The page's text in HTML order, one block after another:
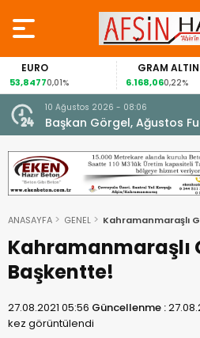
EURO
0,01%
GRAM ALTIN
6.168,060,22%
10 Ağustos 2026 - 08:06
Başkan Görgel, Ağustos
Vatandaşlarla Buluştu.
ANASAYFA GENEL Kahramanmaraşlı
Kahramanmaraşlı
Başkentte!
27.08.2021 05:56 Güncellenme :
kez görüntülendi